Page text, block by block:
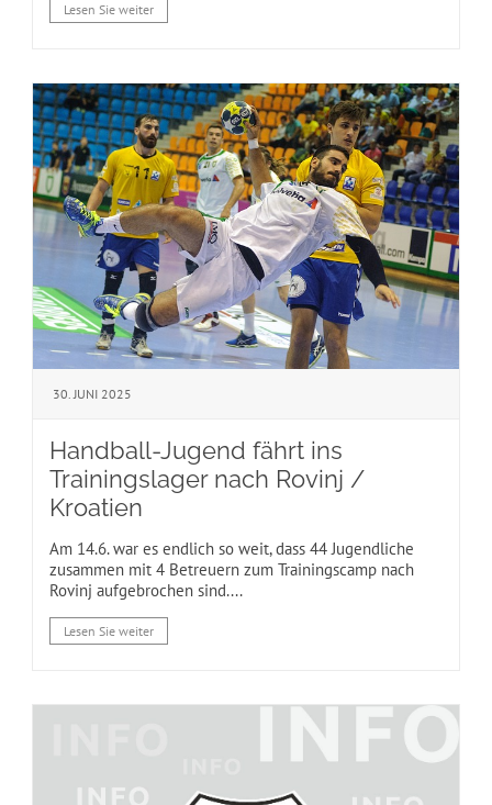
Lesen Sie weiter
30. JUNI 2025
Handball-Jugend fährt ins
Trainingslager nach Rovinj /
Kroatien
Am 14.6. war es endlich so weit, dass 44 Jugendliche
zusammen mit 4 Betreuern zum Trainingscamp nach
Rovinj aufgebrochen sind....
Lesen Sie weiter